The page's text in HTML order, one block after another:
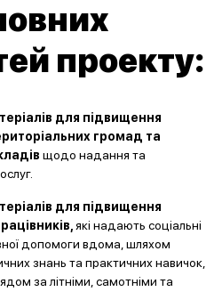
проекту:
для підвищення
громад та
щодо надання та
для підвищення
які надають соціальні
допомоги вдома, шляхом
знань та практичних навичок,
за літніми, самотніми та